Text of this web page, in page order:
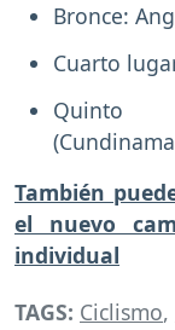
Bronce:
Cuarto
Quinto
También
el nuevo
individual
TAGS: Ciclismo,